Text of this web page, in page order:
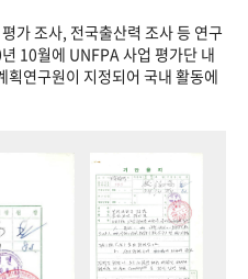
가 조사, 전국출산력 조사 등 연구
10월에 UNFPA 사업 평가단 내
획연구원이 지정되어 국내 활동에